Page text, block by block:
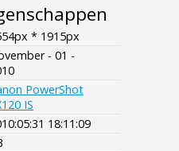
* 1915px
- 01 -
PowerShot
IS
18:11:09